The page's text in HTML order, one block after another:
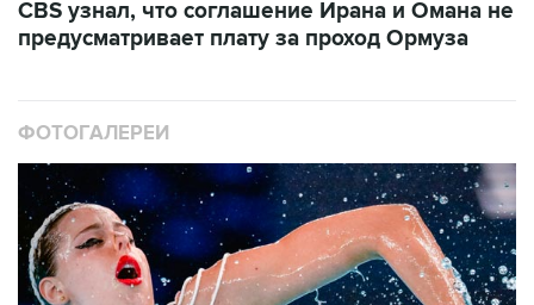
CBS узнал, что соглашение Ирана и Омана не
предусматривает плату за проход Ормуза
ФОТОГАЛЕРЕИ